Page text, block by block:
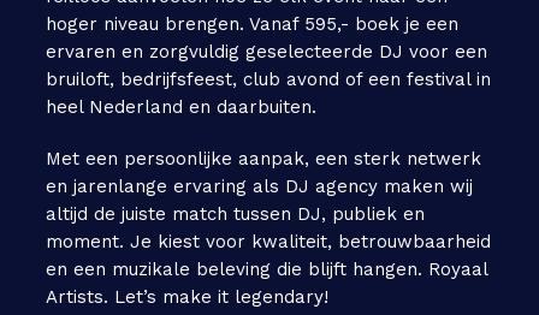
hoger niveau brengen. Vanaf 595,- boek je een
ervaren en zorgvuldig geselecteerde DJ voor een
bruiloft, bedrijfsfeest, club avond of een festival in
heel Nederland en daarbuiten.
Met een persoonlijke aanpak, een sterk netwerk
en jarenlange ervaring als DJ agency maken wij
altijd de juiste match tussen DJ, publiek en
moment. Je kiest voor kwaliteit, betrouwbaarheid
en een muzikale beleving die blijft hangen. Royaal
Artists. Let’s make it legendary!